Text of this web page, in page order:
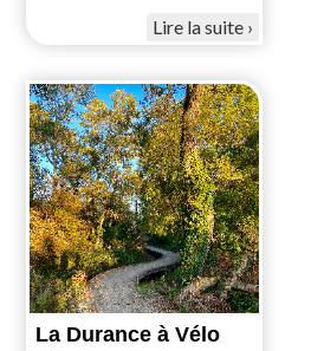
Lire la suite
La Durance à Vélo